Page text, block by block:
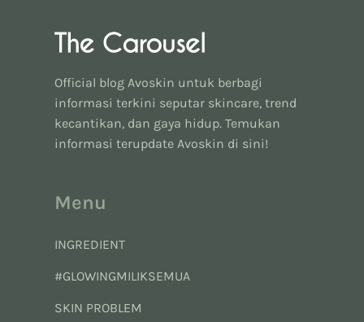
Official blog Avoskin untuk berbagi
informasi terkini seputar skincare, trend
kecantikan, dan gaya hidup. Temukan
informasi terupdate Avoskin di sini!
Menu
INGREDIENT
#GLOWINGMILIKSEMUA
SKIN PROBLEM